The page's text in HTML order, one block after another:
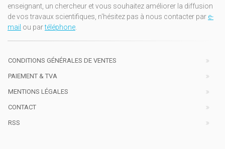
enseignant, un chercheur et vous souhaitez améliorer la diffusion
de vos travaux scientifiques, n'hésitez pas à nous contacter par e-
mail ou partéléphone
CONDITIONS GÉNÉRALES DE VENTES
PAIEMENT & TVA
MENTIONS LÉGALES
CONTACT
RSS